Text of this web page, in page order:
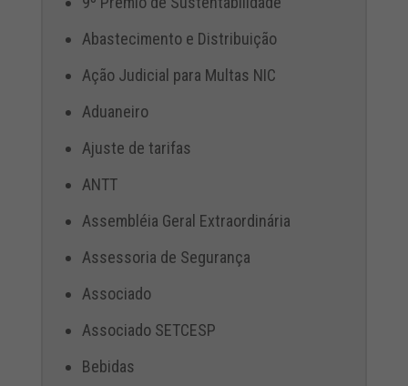
Abastecimento e Distribuição
Ação Judicial para Multas NIC
Aduaneiro
Ajuste de tarifas
ANTT
Assembléia Geral Extraordinária
Assessoria de Segurança
Associado
Associado SETCESP
Bebidas